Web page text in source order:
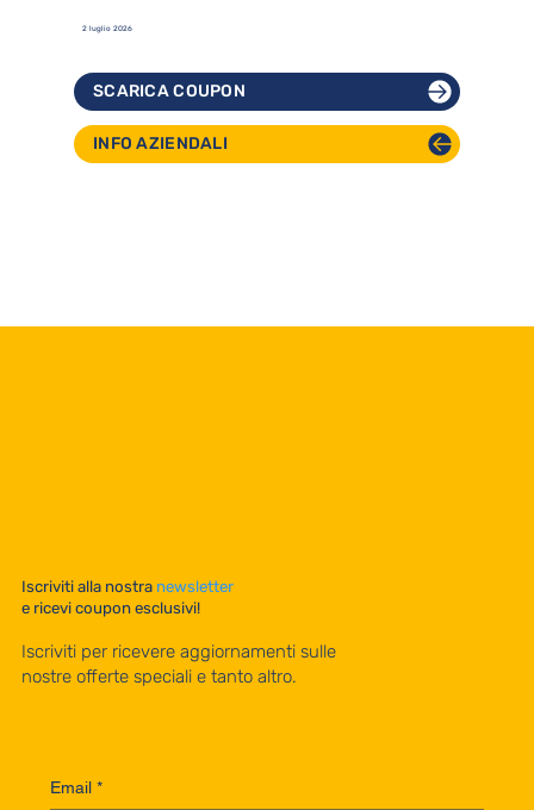
2 luglio 2026
SCARICA COUPON
INFO AZIENDALI
Iscriviti alla nostra newsletter
e ricevi coupon esclusivi!
Iscriviti per ricevere aggiornamenti sulle
nostre offerte speciali e tanto altro.
Email *